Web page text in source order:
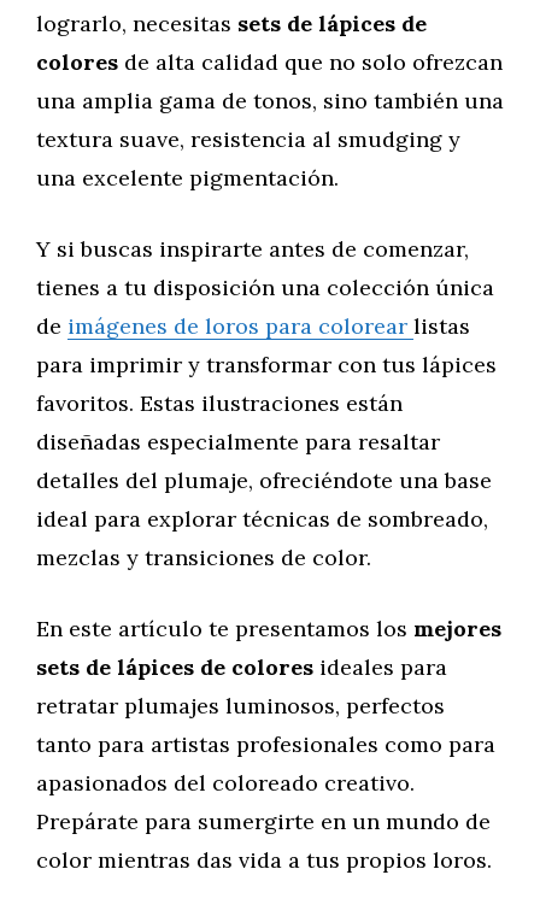
lograrlo, necesitas sets de lápices de
colores de alta calidad que no solo ofrezcan
una amplia gama de tonos, sino también una
textura suave, resistencia al smudging y
una excelente pigmentación.
Y si buscas inspirarte antes de comenzar,
tienes a tu disposición una colección única
de imágenes de loros para colorear listas
para imprimir y transformar con tus lápices
favoritos. Estas ilustraciones están
diseñadas especialmente para resaltar
detalles del plumaje, ofreciéndote una base
ideal para explorar técnicas de sombreado,
mezclas y transiciones de color.
En este artículo te presentamos los mejores
sets de lápices de colores ideales para
retratar plumajes luminosos, perfectos
tanto para artistas profesionales como para
apasionados del coloreado creativo.
Prepárate para sumergirte en un mundo de
color mientras das vida a tus propios loros.